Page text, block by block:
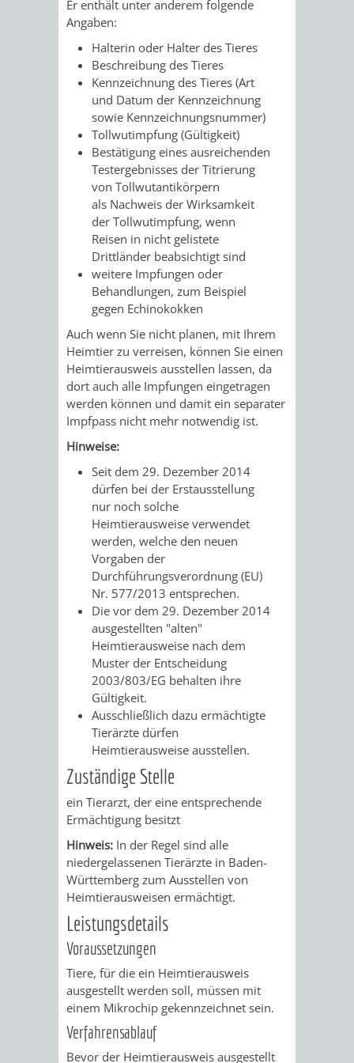
HILFE
MENSCHEN
MIT
BEHINDERUNG
MENSCHEN
MIT
DEMENZ
MIGRANTEN
FLÜCHTLINGE
BAUHERREN
BAUHERRENBERATUNG
GRUNDSTÜCKSWERTERMITTLUNG
DENKMALSCHUTZ
AUFGABEN
DER
UNTEREN
DENKMALSCHUTZBEHÖRDE
STEUERVORTEILE
SATZUNGEN
IM
BEREICH
DENKMALSCHUTZ
GENEHMIGUNGSVERFAHREN
TAG
DES
OFFENEN
DENKMALS
VERKAUF
STÄDTISCHER
BAUPLÄTZE
VERKAUF
STÄDTISCHER
HÄUSER
LIEGENSCHAFTEN
ABWASSERBESEITIGUNG
ERSCHLIESSUNGSBEITRAG
ANTRAGSVERFAHREN
VERMIETE
DOCH
AN
DEINE
STADT
WIEDERVERMIETUNGSPRÄMIE
BERATUNGSERGEBNISSE
TAGESORDNUNG
/
SITZUNGSUNTERLAGEN
UMLEGUNGSAUSSCHUSS
BERATENDE
AUSSCHÜSSE
RATHAUS
BÜRGERMEISTER
/
DEZERNATE
ÄMTER
AMT
FÜR
UND
FÜR
FÜR
GEBÄUDEBETRIEB
SOZIALE
Er enthält unter anderem folgende
Angaben:
Halterin oder Halter des Tieres
Beschreibung des Tieres
Kennzeichnung des Tieres (Art
und Datum der Kennzeichnung
sowie Kennzeichnungsnummer)
Tollwutimpfung (Gültigkeit)
Bestätigung eines ausreichenden
Testergebnisses der Titrierung
von Tollwutantikörpern
als Nachweis der Wirksamkeit
der Tollwutimpfung, wenn
Reisen in nicht gelistete
Drittländer beabsichtigt sind
weitere Impfungen oder
Behandlungen, zum Beispiel
gegen Echinokokken
Auch wenn Sie nicht planen, mit Ihrem
Heimtier zu verreisen, können Sie einen
Heimtierausweis ausstellen lassen, da
dort auch alle Impfungen eingetragen
werden können und damit ein separater
Impfpass nicht mehr notwendig ist.
Hinweise:
Seit dem 29. Dezember 2014
dürfen bei der Erstausstellung
nur noch solche
Heimtierausweise verwendet
werden, welche den neuen
Vorgaben der
Durchführungsverordnung (EU)
Nr. 577/2013 entsprechen.
Die vor dem 29. Dezember 2014
ausgestellten "alten"
Heimtierausweise nach dem
Muster der Entscheidung
2003/803/EG behalten ihre
Gültigkeit.
Ausschließlich dazu ermächtigte
Tierärzte dürfen
Heimtierausweise ausstellen.
Zuständige Stelle
ein Tierarzt, der eine entsprechende
Ermächtigung besitzt
Hinweis: In der Regel sind alle
niedergelassenen Tierärzte in Baden-
Württemberg zum Ausstellen von
Heimtierausweisen ermächtigt.
Leistungsdetails
Voraussetzungen
Tiere, für die ein Heimtierausweis
ausgestellt werden soll, müssen mit
einem Mikrochip gekennzeichnet sein.
Verfahrensablauf
Bevor der Heimtierausweis ausgestellt